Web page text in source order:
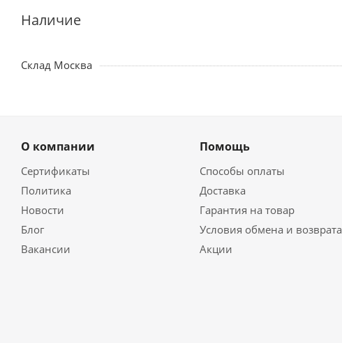
Наличие
Склад Москва
О компании
Сертификаты
Политика
Новости
Блог
Вакансии
Помощь
Способы оплаты
Доставка
Гарантия на товар
Условия обмена и возврата
Акции